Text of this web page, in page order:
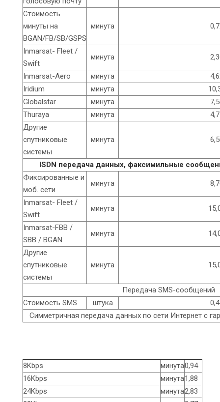
Стоимость
минуты на
BGAN/FB/SB/GSPS
минута
Inmarsat- Fleet /
Swift
минута
Inmarsat-Aero минута
Iridium
минута
Globalstar
минута
Thuraya
минута
Другие
спутниковые
системы
минута
ISDN передача данных, факсимильные
Фиксированные и
моб. сети
минута
Inmarsat- Fleet /
Swift
минута
Inmarsat-FBB /
SBB / BGAN
минута
Другие
спутниковые
системы
минута
Передача SMS-сообщений
Стоимость SMS
штука
Симметричная передача данных по сети Интернет с
8Kbps минута0,94
16Kbps
минута1,88
24Kbps
минута2,83